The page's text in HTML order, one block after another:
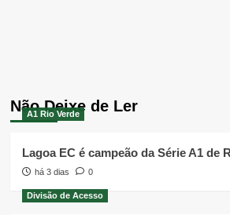
Não Deixe de Ler
A1 Rio Verde
Lagoa EC é campeão da Série A1 de
há 3 dias 0
Divisão de Acesso